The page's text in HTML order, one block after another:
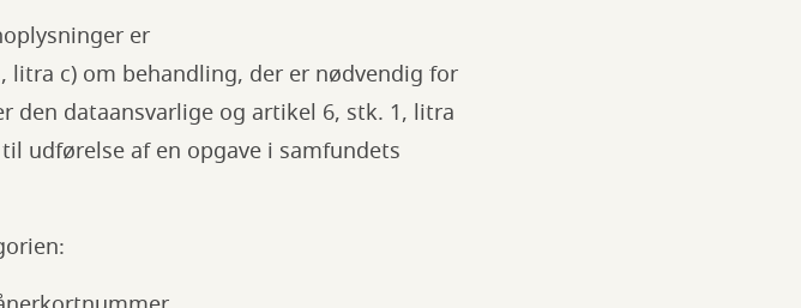
er
c) om behandling, der er nødvendig for
den dataansvarlige og artikel 6, stk. 1, litra
udførelse af en opgave i samfundets